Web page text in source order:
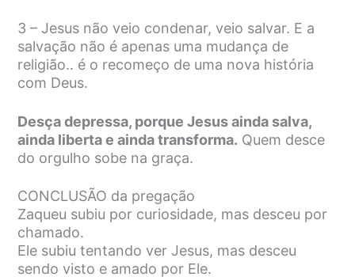
3 – Jesus não veio condenar, veio salvar. E a
salvação não é apenas uma mudança de
religião.. é o recomeço de uma nova história
com Deus.
Desça depressa, porque Jesus ainda salva,
ainda liberta e ainda transforma. Quem desce
do orgulho sobe na graça.
CONCLUSÃO da pregação
Zaqueu subiu por curiosidade, mas desceu por
chamado.
Ele subiu tentando ver Jesus, mas desceu
sendo visto e amado por Ele.